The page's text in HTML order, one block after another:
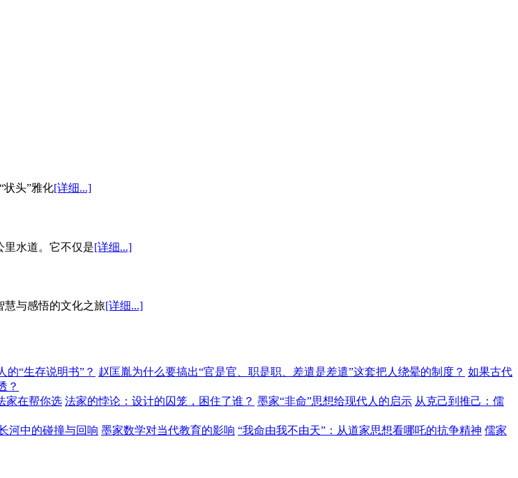
状头”雅化[详细...]
里水道。它不仅是[详细...]
慧与感悟的文化之旅[详细...]
的“生存说明书”？ 赵匡胤为什么要搞出“官是官、职是职、差遣是差遣”这套把人绕晕的制度？ 如果古代
？
家在帮你选 法家的悖论：设计的囚笼，困住了谁？ 墨家“非命”思想给现代人的启示 从克己到推己：儒
河中的碰撞与回响 墨家数学对当代教育的影响 “我命由我不由天”：从道家思想看哪吒的抗争精神 儒家